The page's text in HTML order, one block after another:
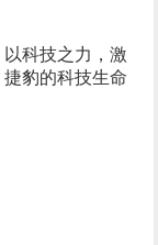
科技之力，激
豹的科技生命